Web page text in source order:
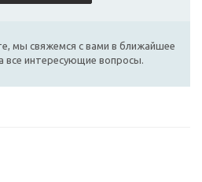
мы свяжемся с вами в ближайшее
все интересующие вопросы.